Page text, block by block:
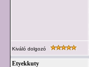
Kiváló dolgozó
Etyekkuty